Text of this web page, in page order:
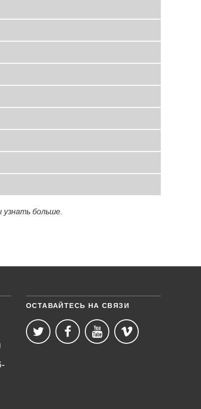
узнать больше.
ОСТАВАЙТЕСЬ НА СВЯЗИ